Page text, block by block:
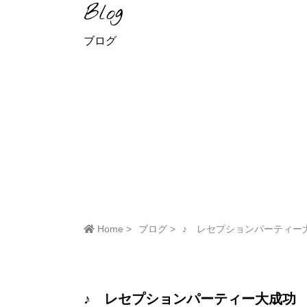
Blog
ブログ
Home ブログ ♪ レセプションパーティ
♪ レセプションパーティー大成功